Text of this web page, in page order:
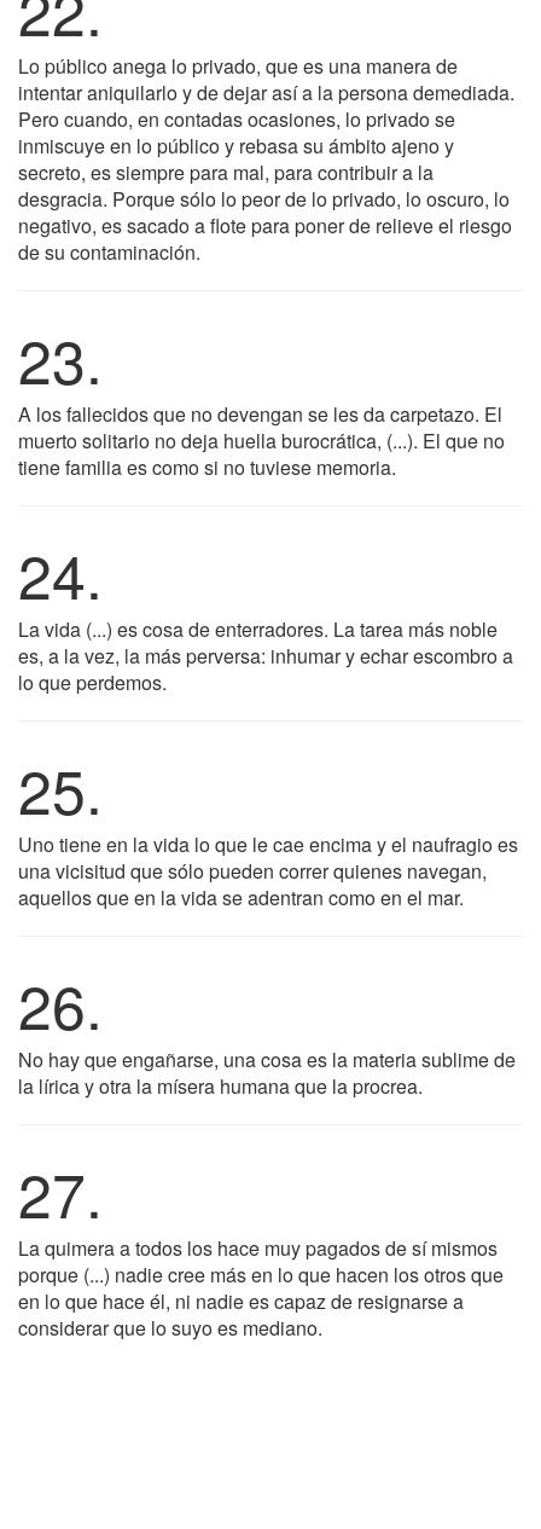
Lo público anega lo privado, que es una manera de
intentar aniquilarlo y de dejar así a la persona demediada.
Pero cuando, en contadas ocasiones, lo privado se
inmiscuye en lo público y rebasa su ámbito ajeno y
secreto, es siempre para mal, para contribuir a la
desgracia. Porque sólo lo peor de lo privado, lo oscuro, lo
negativo, es sacado a flote para poner de relieve el riesgo
de su contaminación.
23.
A los fallecidos que no devengan se les da carpetazo. El
muerto solitario no deja huella burocrática, (...). El que no
tiene familia es como si no tuviese memoria.
24.
La vida (...) es cosa de enterradores. La tarea más noble
es, a la vez, la más perversa: inhumar y echar escombro a
lo que perdemos.
25.
Uno tiene en la vida lo que le cae encima y el naufragio es
una vicisitud que sólo pueden correr quienes navegan,
aquellos que en la vida se adentran como en el mar.
26.
No hay que engañarse, una cosa es la materia sublime de
la lírica y otra la mísera humana que la procrea.
27.
La quimera a todos los hace muy pagados de sí mismos
porque (...) nadie cree más en lo que hacen los otros que
en lo que hace él, ni nadie es capaz de resignarse a
considerar que lo suyo es mediano.